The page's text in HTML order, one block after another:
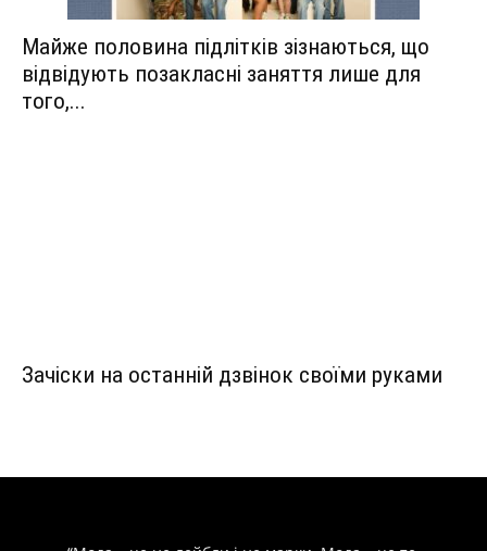
Майже половина підлітків зізнаються, що
відвідують позакласні заняття лише для
того,...
Зачіски на останній дзвінок своїми руками